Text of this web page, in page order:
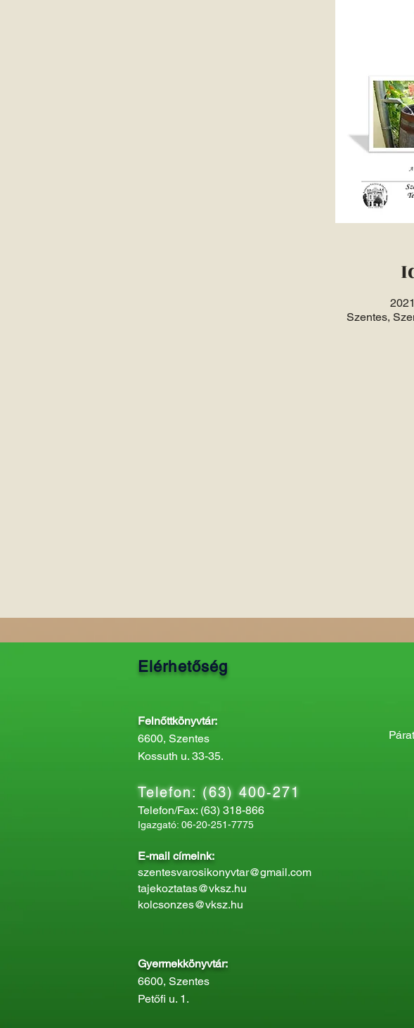
Szentes,
Elérhetőség
Felnőttkönyvtár:
6600, Szentes
Kossuth u. 33-35.
Telefon: (63) 400-271
Telefon/Fax: (63) 318-866
Igazgató: 06-20-251-7775
E-mail címeink:
szentesvarosikonyvtar@gmail.com
tajekoztatas@vksz.hu
kolcsonzes@vksz.hu
Gyermekkönyvtár:
6600, Szentes
Petőfi u. 1.